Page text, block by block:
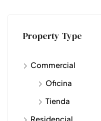
Property Type
Commercial
Oficina
Tienda
Residencial